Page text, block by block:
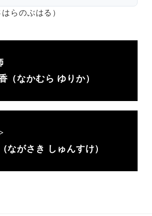
らのぶはる）
（なかむら ゆりか）
ながさき しゅんすけ）